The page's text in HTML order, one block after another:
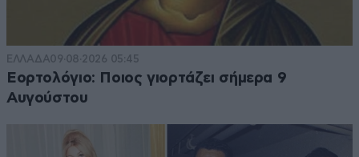
ΕΛΛΑΔΑ09·08·2026 05:45
Εορτολόγιο: Ποιος γιορτάζει σήμερα 9
Αυγούστου